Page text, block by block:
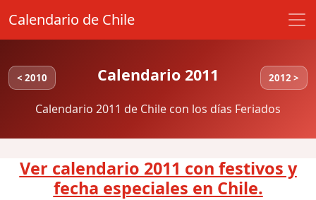
Calendario de Chile
< 2010 Calendario 2011 2012 >
Calendario 2011 de Chile con los días Feriados
Ver calendario 2011 con festivos y
fecha especiales en Chile.